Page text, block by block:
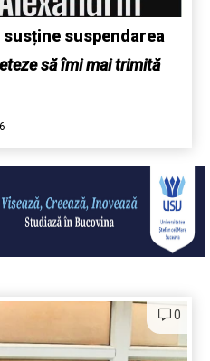
susține suspendarea
să îmi mai trimită
0